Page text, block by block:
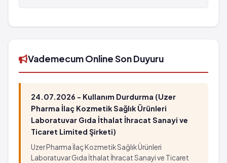
Ciltte lekelenme
tabletlik ambalaj'in barkod numarası
Vademecum Online Son Duyuru
24.07.2026 - Kullanım Durdurma (Uzer
Pharma İlaç Kozmetik Sağlık Ürünleri
Laboratuvar Gıda İthalat İhracat Sanayi ve
Ticaret Limited Şirketi)
Uzer Pharma İlaç Kozmetik Sağlık Ürünleri
Laboratuvar Gıda İthalat İhracat Sanayi ve Ticaret